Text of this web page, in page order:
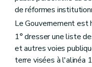
de réformes
Le Gouvernement est
1° dresser une liste
et autres voies
terre visées à l'alinéa 1